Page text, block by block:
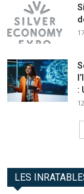
:
LES